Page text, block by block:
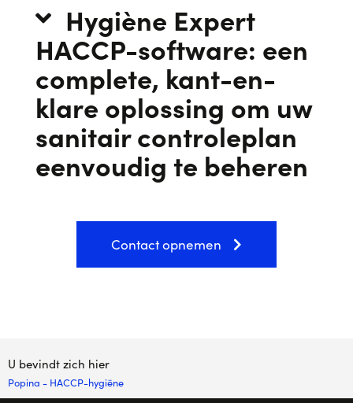
Hygiène Expert
HACCP-software: een
complete, kant-en-
klare oplossing om uw
sanitair controleplan
eenvoudig te beheren
Contact opnemen
U bevindt zich hier
Popina - HACCP-hygiëne